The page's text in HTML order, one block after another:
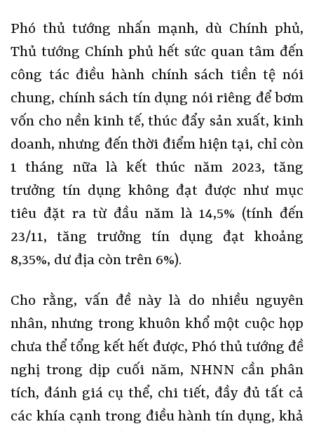
Phó thủ tướng nhấn mạnh, dù Chính phủ,
Thủ tướng Chính phủ hết sức quan tâm đến
công tác điều hành chính sách tiền tệ nói
chung, chính sách tín dụng nói riêng để bơm
vốn cho nền kinh tế, thúc đẩy sản xuất, kinh
doanh, nhưng đến thời điểm hiện tại, chỉ còn
1 tháng nữa là kết thúc năm 2023, tăng
trưởng tín dụng không đạt được như mục
tiêu đặt ra từ đầu năm là 14,5% (tính đến
23/11, tăng trưởng tín dụng đạt khoảng
8,35%, dư địa còn trên 6%).
Cho rằng, vấn đề này là do nhiều nguyên
nhân, nhưng trong khuôn khổ một cuộc họp
chưa thể tổng kết hết được, Phó thủ tướng đề
nghị trong dịp cuối năm, NHNN cần phân
tích, đánh giá cụ thể, chi tiết, đầy đủ tất cả
các khía cạnh trong điều hành tín dụng, khả